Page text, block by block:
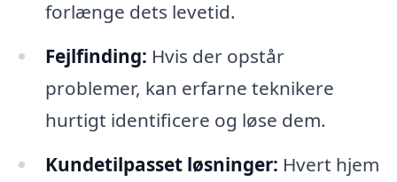
forlænge dets levetid.
Fejlfinding: Hvis der opstår
problemer, kan erfarne teknikere
hurtigt identificere og løse dem.
Kundetilpasset løsninger: Hvert hjem